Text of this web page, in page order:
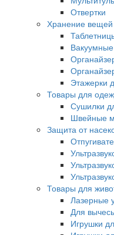
Отвертки
Хранение вещей
Этажерки
Товары для
Сушилки
Швейные
Защита от
Товары для
Лазерные
Для
Игрушки